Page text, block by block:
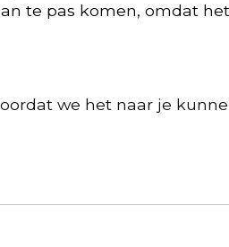
te pas komen, omdat
we het naar je